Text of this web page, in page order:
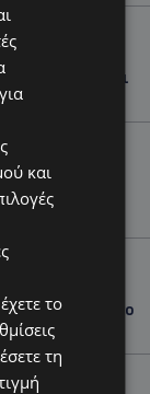
σε
οι εργασίες και
τον σεισμό
και
τα βίντεο)
σκαριά
βρίσκεται στο
και
το
τη